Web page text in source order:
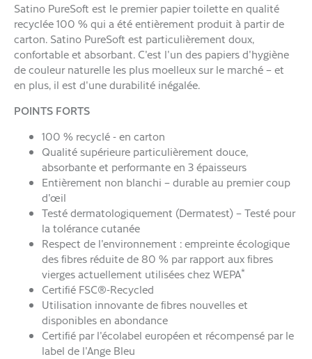
Satino PureSoft est le premier papier toilette en qualité
recyclée 100 % qui a été entièrement produit à partir de
carton. Satino PureSoft est particulièrement doux,
confortable et absorbant. C'est l'un des papiers d'hygiène
de couleur naturelle les plus moelleux sur le marché – et
en plus, il est d'une durabilité inégalée.
POINTS FORTS
100 % recyclé - en carton
Qualité supérieure particulièrement douce,
absorbante et performante en 3 épaisseurs
Entièrement non blanchi – durable au premier coup
d'œil
Testé dermatologiquement (Dermatest) – Testé pour
la tolérance cutanée
Respect de l'environnement : empreinte écologique
des fibres réduite de 80 % par rapport aux fibres
vierges actuellement utilisées chez WEPA*
Certifié FSC®-Recycled
Utilisation innovante de fibres nouvelles et
disponibles en abondance
Certifié par l'écolabel européen et récompensé par le
label de l'Ange Bleu